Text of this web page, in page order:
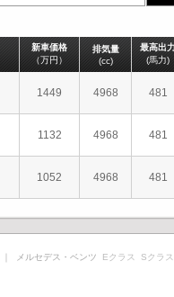
新車価格
（万円）
排気量
(cc)
最高出
(馬力)
1449 4968 481
1132 4968 481
1052 4968 481
｜ メルセデス・ベンツ Eクラス Sクラス